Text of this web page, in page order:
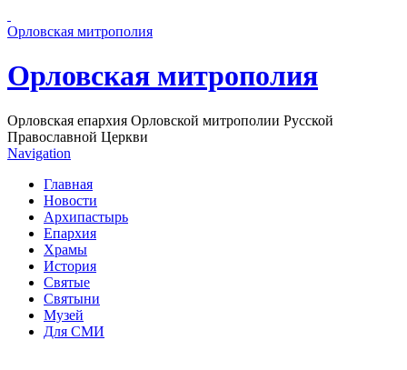
Орловская митрополия
Орловская митрополия
Орловская епархия Орловской митрополии Русской
Православной Церкви
Navigation
Главная
Новости
Архипастырь
Епархия
Храмы
История
Святые
Святыни
Музей
Для СМИ